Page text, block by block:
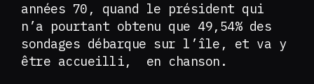
années 70, quand le président qui
n’a pourtant obtenu que 49,54% des
sondages débarque sur l’île, et va y
être accueilli, en chanson.